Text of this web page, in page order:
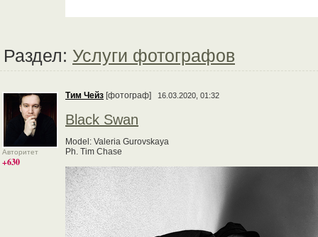
Раздел: Услуги фотографов
Авторитет
+630
Тим Чейз [фотограф] 16.03.2020, 01:32
Black Swan
Model: Valeria Gurovskaya
Ph. Tim Chase